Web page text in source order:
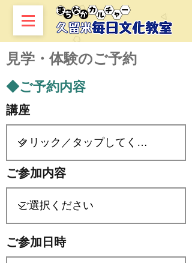
​見学・体験のご予約
◆ご予約内容
講座
ご参加内容
ご参加日時